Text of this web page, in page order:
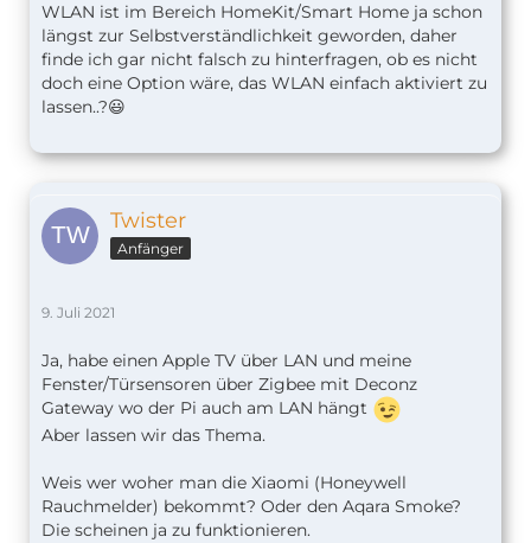
WLAN ist im Bereich HomeKit/Smart Home ja schon
längst zur Selbstverständlichkeit geworden, daher
finde ich gar nicht falsch zu hinterfragen, ob es nicht
doch eine Option wäre, das WLAN einfach aktiviert zu
lassen..?😃
Twister
Anfänger
9. Juli 2021
Ja, habe einen Apple TV über LAN und meine
Fenster/Türsensoren über Zigbee mit Deconz
Gateway wo der Pi auch am LAN hängt
Aber lassen wir das Thema.
Weis wer woher man die Xiaomi (Honeywell
Rauchmelder) bekommt? Oder den Aqara Smoke?
Die scheinen ja zu funktionieren.